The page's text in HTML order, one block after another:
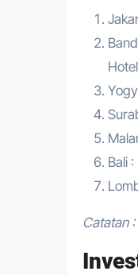
Bali
Catatan